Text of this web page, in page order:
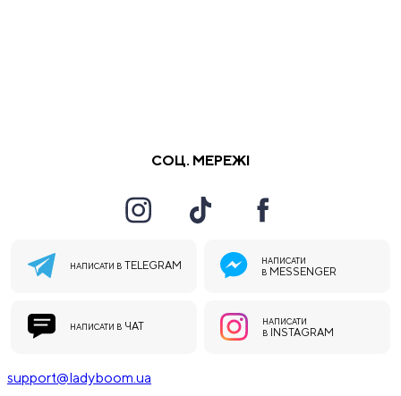
СОЦ. МЕРЕЖІ
НАПИСАТИ В TELEGRAM
НАПИСАТИ
В MESSENGER
НАПИСАТИ В ЧАТ
НАПИСАТИ
В INSTAGRAM
support@ladyboom.ua